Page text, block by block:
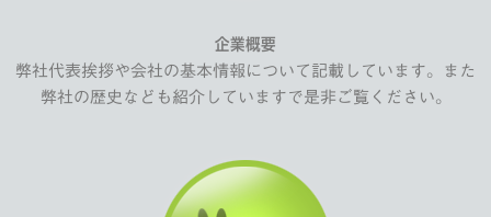
企業概要
弊社代表挨拶や会社の基本情報について記載しています。また
弊社の歴史なども紹介していますで是非ご覧ください。